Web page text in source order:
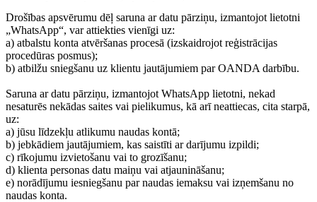
Drošības apsvērumu dēļ saruna ar datu pārziņu, izmantojot lietotni
„WhatsApp“, var attiekties vienīgi uz:
a) atbalstu konta atvēršanas procesā (izskaidrojot reģistrācijas
procedūras posmus);
b) atbilžu sniegšanu uz klientu jautājumiem par OANDA darbību.
Saruna ar datu pārziņu, izmantojot WhatsApp lietotni, nekad
nesaturēs nekādas saites vai pielikumus, kā arī neattiecas, cita starpā,
uz:
a) jūsu līdzekļu atlikumu naudas kontā;
b) jebkādiem jautājumiem, kas saistīti ar darījumu izpildi;
c) rīkojumu izvietošanu vai to grozīšanu;
d) klienta personas datu maiņu vai atjaunināšanu;
e) norādījumu iesniegšanu par naudas iemaksu vai izņemšanu no
naudas konta.